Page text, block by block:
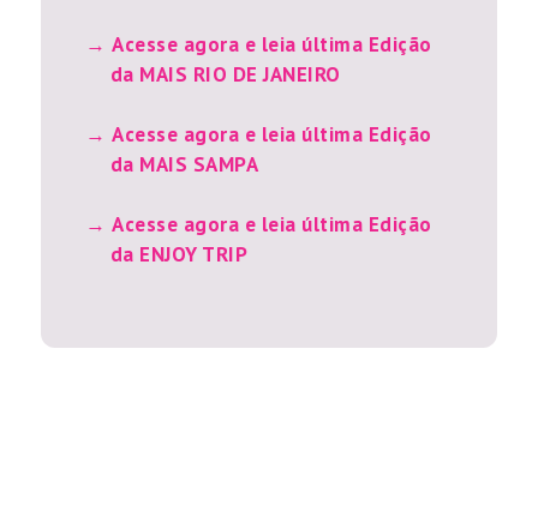
Acesse agora e leia última Edição
da MAIS RIO DE JANEIRO
Acesse agora e leia última Edição
da MAIS SAMPA
Acesse agora e leia última Edição
da ENJOY TRIP